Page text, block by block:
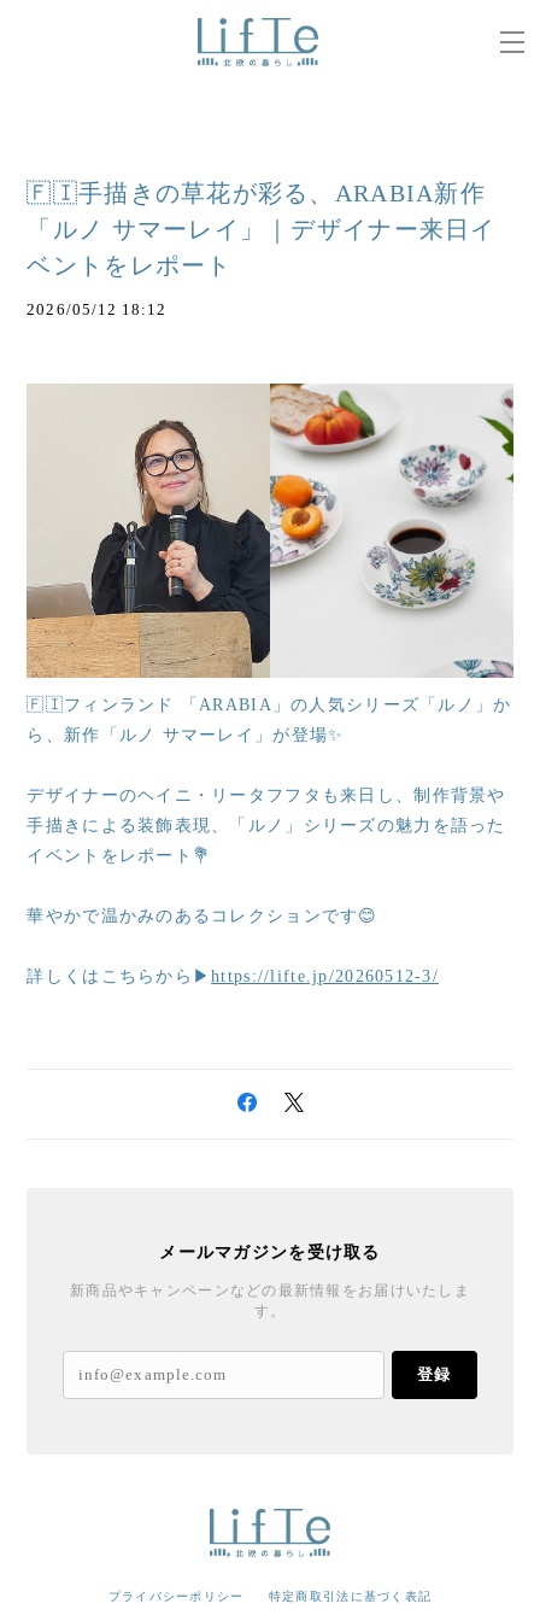
🇫🇮手描きの草花が彩る、ARABIA新作
「ルノ サマーレイ」｜デザイナー来日イ
ベントをレポート
2026/05/12 18:12
🇫🇮フィンランド 「ARABIA」の人気シリーズ「ルノ」か
ら、新作「ルノ サマーレイ」が登場✨
デザイナーのヘイニ・リータフフタも来日し、制作背景や
手描きによる装飾表現、「ルノ」シリーズの魅力を語った
イベントをレポート💐
華やかで温かみのあるコレクションです😊
詳しくはこちらから▶https://lifte.jp/20260512-3/
メールマガジンを受け取る
新商品やキャンペーンなどの最新情報をお届けいたしま
す。
登録
プライバシーポリシー 特定商取引法に基づく表記